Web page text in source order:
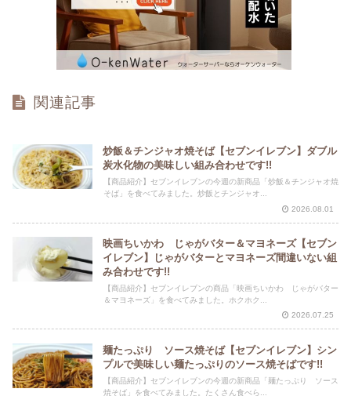
関連記事
炒飯＆チンジャオ焼そば【セブンイレブン】ダブル
炭水化物の美味しい組み合わせです!!
【商品紹介】セブンイレブンの今週の新商品「炒飯＆チンジャオ焼
そば」を食べてみました。炒飯とチンジャオ...
2026.08.01
映画ちいかわ じゃがバター＆マヨネーズ【セブン
イレブン】じゃがバターとマヨネーズ間違いない組
み合わせです!!
【商品紹介】セブンイレブンの商品「映画ちいかわ じゃがバター
＆マヨネーズ」を食べてみました。ホクホク...
2026.07.25
麺たっぷり ソース焼そば【セブンイレブン】シン
プルで美味しい麺たっぷりのソース焼そばです!!
【商品紹介】セブンイレブンの今週の新商品「麺たっぷり ソース
焼そば」を食べてみました。たくさん食べら...